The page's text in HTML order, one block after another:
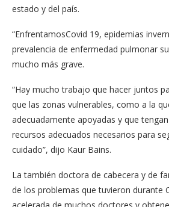
estado y del país.
“EnfrentamosCovid 19, epidemias
prevalencia de enfermedad pulmonar
mucho más grave.
“Hay mucho trabajo que hacer juntos
que las zonas vulnerables, como a la
adecuadamente apoyadas y que
recursos adecuados necesarios para
cuidado”, dijo Kaur Bains.
La también doctora de cabecera y de
de los problemas que tuvieron durante